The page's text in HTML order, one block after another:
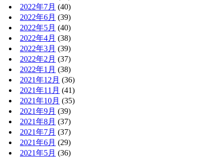
2022年7月 (40)
2022年6月 (39)
2022年5月 (40)
2022年4月 (38)
2022年3月 (39)
2022年2月 (37)
2022年1月 (38)
2021年12月 (36)
2021年11月 (41)
2021年10月 (35)
2021年9月 (39)
2021年8月 (37)
2021年7月 (37)
2021年6月 (29)
2021年5月 (36)